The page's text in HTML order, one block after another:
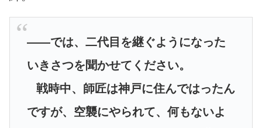
――では、二代目を継ぐようになった
いきさつを聞かせてください。
戦時中、師匠は神戸に住んではったん
ですが、空襲にやられて、何もないよ